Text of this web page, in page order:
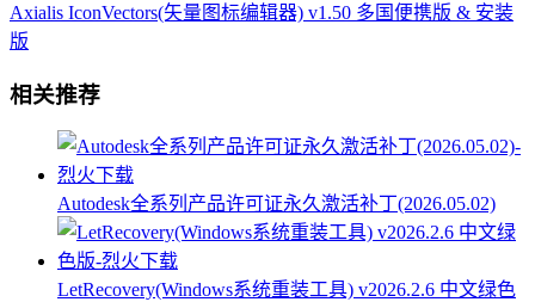
Axialis IconVectors(矢量图标编辑器) v1.50 多国便携版 & 安装
版
相关推荐
Autodesk全系列产品许可证永久激活补丁(2026.05.02)
LetRecovery(Windows系统重装工具) v2026.2.6 中文绿色